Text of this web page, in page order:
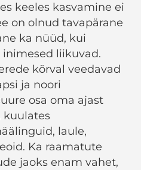
keeles kasvamine ei
on olnud tavapärane
ka nüüd, kui
liikuvad.
kõrval veedavad
ja noori
osa oma ajast
kuulates
laule,
Ka raamatute
jaoks enam vahet,